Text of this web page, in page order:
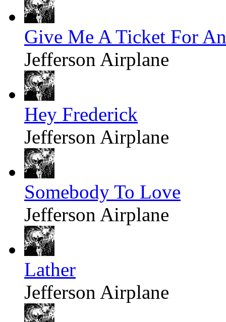
Give Me A Ticket For
Jefferson Airplane
Hey Frederick
Jefferson Airplane
Somebody To Love
Jefferson Airplane
Lather
Jefferson Airplane